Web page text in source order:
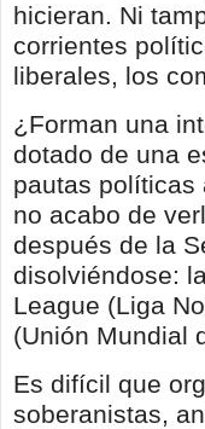
hicieran. Ni
corrientes
liberales, los
¿Forman una
dotado de una
pautas políticas
no acabo de
después de la
disolviéndose:
League (Liga
(Unión Mundial
Es difícil que
soberanistas,